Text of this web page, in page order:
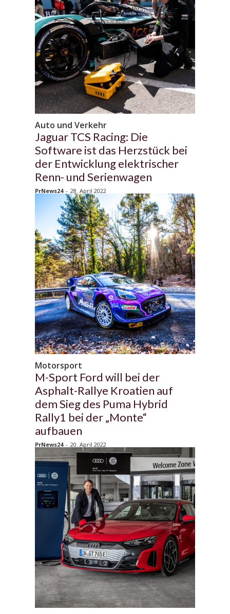
Auto und Verkehr
Jaguar TCS Racing: Die
Software ist das Herzstück bei
der Entwicklung elektrischer
Renn- und Serienwagen
PrNews24 - 28. April 2022
Motorsport
M-Sport Ford will bei der
Asphalt-Rallye Kroatien auf
dem Sieg des Puma Hybrid
Rally1 bei der „Monte“
aufbauen
PrNews24 - 20. April 2022